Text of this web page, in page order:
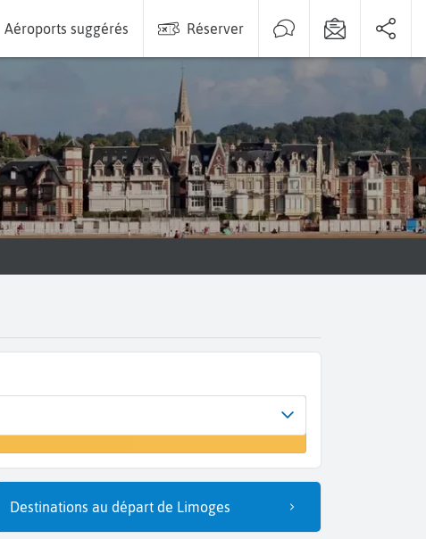
Aéroports suggérés Réserver
Caen (CFR)
Destinations au départ de Limoges